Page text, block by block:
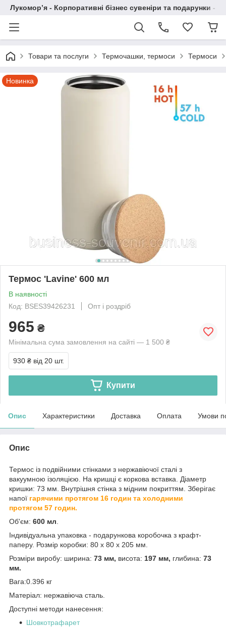
Лукомор’я - Корпоративні бізнес сувеніри та подарунки -
Товари та послуги Термочашки, термоси Термоси
Новинка
Термос 'Lavine' 600 мл
В наявності
Код: BSES39426231
Опт і роздріб
965 ₴
Мінімальна сума замовлення на сайті — 1 500 ₴
930 ₴ від 20 шт.
Купити
Опис Характеристики Доставка Оплата Умови
Опис
Термос із подвійними стінками з нержавіючої сталі з
вакуумною ізоляцією. На кришці є коркова вставка. Діаметр
кришки: 73 мм. Внутрішня стінка з мідним покриттям. Зберігає
напої гарячими протягом 16 годин та холодними
протягом 57 годин.
Об'єм: 600 мл
Індивідуальна упаковка - подарункова коробочка з крафт-
паперу. Розмір коробки: 80 x 80 x 205 мм.
Розміри виробу: ширина: 73 мм, висота: 197 мм, глибина: 73
мм.
Вага:0.396 кг
Матеріал: нержавіюча сталь.
Доступні методи нанесення:
Шовкотрафарет